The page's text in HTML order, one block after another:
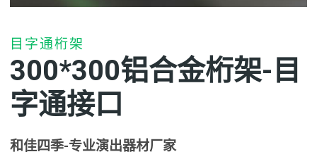
目字通桁架
300*300铝合金桁架-目
字通接口
和佳四季-专业演出器材厂家